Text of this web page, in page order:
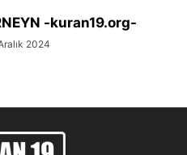
-kuran19.org-
2024